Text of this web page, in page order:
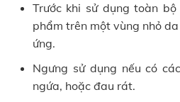
Trước khi sử dụng toàn
phẩm trên một vùng nhỏ
ứng.
Ngưng sử dụng nếu có
ngứa, hoặc đau rát.